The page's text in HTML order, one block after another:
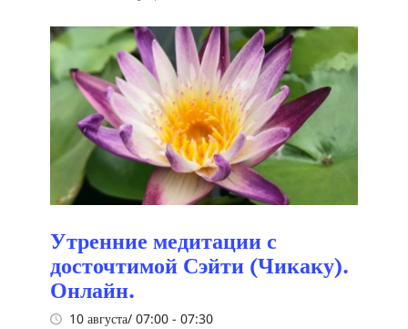
Утренние медитации с
досточтимой Сэйти (Чикаку).
Онлайн.
10 августа/ 07:00 - 07:30